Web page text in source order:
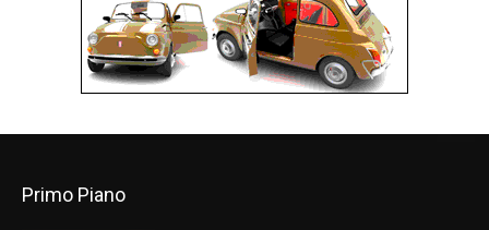
Primo Piano